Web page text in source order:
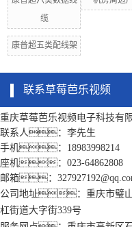
缆
康普超五类配线架
联系草莓芭乐视频
重庆草莓芭乐视频电子科技有
联系人：李先生
手机：18983998214
座机：023-64862808
邮箱：
公司地址：重庆市璧
杠街道大字街339号